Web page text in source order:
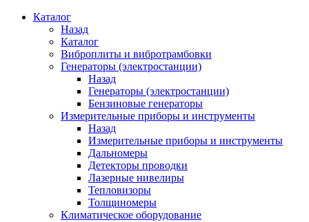
Каталог
Назад
Каталог
Виброплиты и вибротрамбовки
Генераторы (электростанции)
Назад
Генераторы (электростанции)
Бензиновые генераторы
Измерительные приборы и инструменты
Назад
Измерительные приборы и инструменты
Дальномеры
Детекторы проводки
Лазерные нивелиры
Тепловизоры
Толщиномеры
Климатическое оборудование